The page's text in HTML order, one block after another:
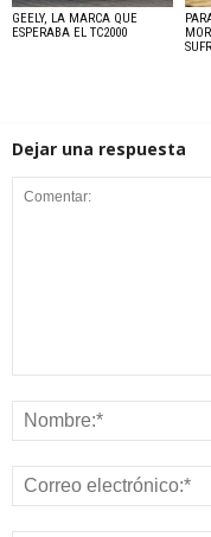
GEELY, LA MARCA QUE
ESPERABA EL TC2000
Dejar una respuesta